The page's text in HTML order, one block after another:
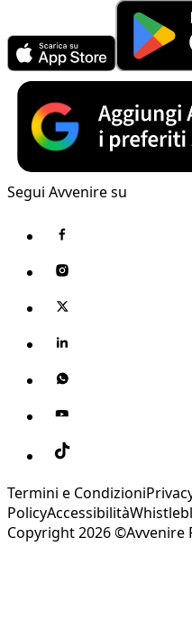
Segui Avvenire su
Termini e Condizioni
PolicyAccessibilità
Copyright 2026 ©Avvenire